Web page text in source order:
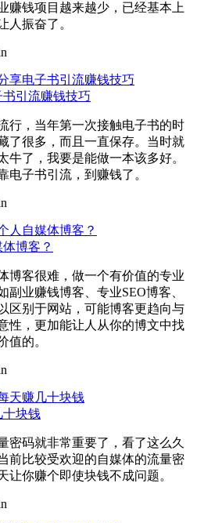
赚钱项目越来越少，已经基本上
人振奋了。
引流赚钱技巧
行，当年第一次接触电子书的时
了很多，而且一直保存。当时就
牛了，我要是能做一本该多好。
电子书引流，到赚钱了。
博客？
博客很难，做一个有价值的专业
副业赚钱博客、专业SEO博客、
区别于网站，可能博客更趋向与
性，更加能让人从你的博文中找
值的。
十块钱
密码就非常重要了，看了这么久
前比较受欢迎的自媒体的流量密
让你赚个即使块钱不成问题。